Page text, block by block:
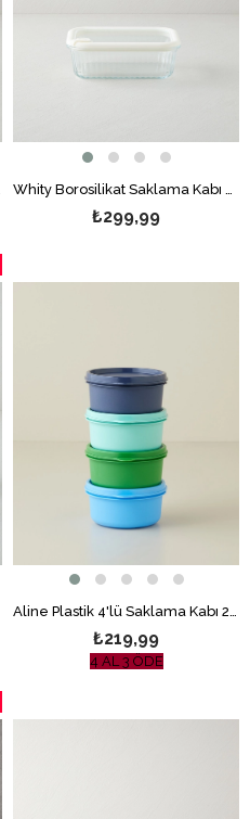
₺299,99
Aline Plastik 4'lü Saklama Kabı 280 ml Yeşil-Mavi
₺219,99
4 AL 3 ÖDE